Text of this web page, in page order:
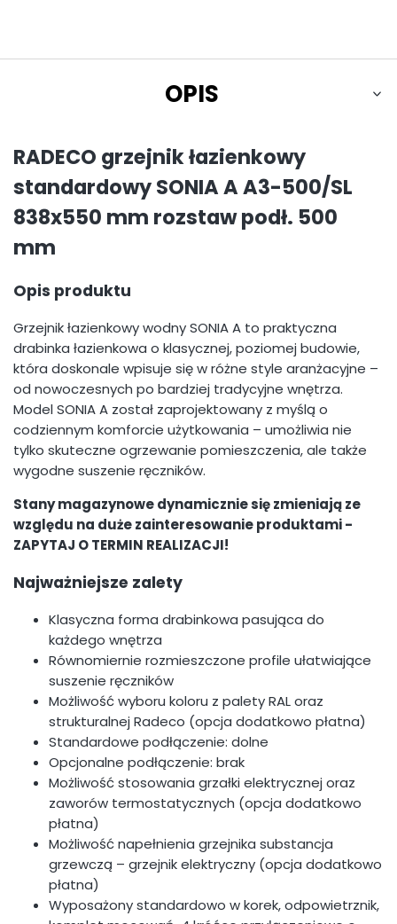
OPIS
RADECO grzejnik łazienkowy
standardowy SONIA A A3-500/SL
838x550 mm rozstaw podł. 500
mm
Opis produktu
Grzejnik łazienkowy wodny SONIA A to praktyczna
drabinka łazienkowa o klasycznej, poziomej budowie,
która doskonale wpisuje się w różne style aranżacyjne –
od nowoczesnych po bardziej tradycyjne wnętrza.
Model SONIA A został zaprojektowany z myślą o
codziennym komforcie użytkowania – umożliwia nie
tylko skuteczne ogrzewanie pomieszczenia, ale także
wygodne suszenie ręczników.
Stany magazynowe dynamicznie się zmieniają ze
względu na duże zainteresowanie produktami -
ZAPYTAJ O TERMIN REALIZACJI!
Najważniejsze zalety
Klasyczna forma drabinkowa pasująca do
każdego wnętrza
Równomiernie rozmieszczone profile ułatwiające
suszenie ręczników
Możliwość wyboru koloru z palety RAL oraz
strukturalnej Radeco (opcja dodatkowo płatna)
Standardowe podłączenie: dolne
Opcjonalne podłączenie: brak
Możliwość stosowania grzałki elektrycznej oraz
zaworów termostatycznych (opcja dodatkowo
płatna)
Możliwość napełnienia grzejnika substancja
grzewczą – grzejnik elektryczny (opcja dodatkowo
płatna)
Wyposażony standardowo w korek, odpowietrznik,